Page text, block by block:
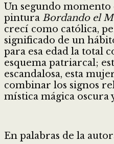
Un segundo momento
pintura Bordando el
crecí como católica,
significado de un
para esa edad la total
esquema patriarcal;
escandalosa, esta
combinar los signos
mística mágica oscura
En palabras de la